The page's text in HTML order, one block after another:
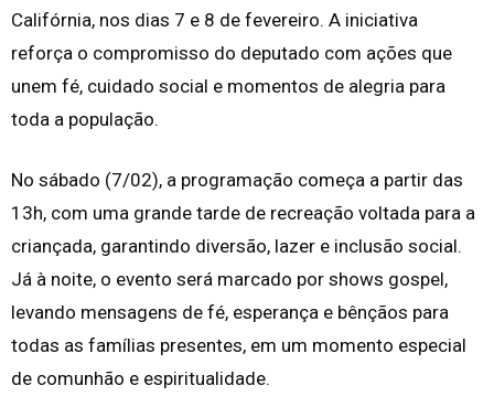
Califórnia, nos dias 7 e 8 de fevereiro. A iniciativa
reforça o compromisso do deputado com ações que
unem fé, cuidado social e momentos de alegria para
toda a população.
No sábado (7/02), a programação começa a partir das
13h, com uma grande tarde de recreação voltada para a
criançada, garantindo diversão, lazer e inclusão social.
Já à noite, o evento será marcado por shows gospel,
levando mensagens de fé, esperança e bênçãos para
todas as famílias presentes, em um momento especial
de comunhão e espiritualidade.